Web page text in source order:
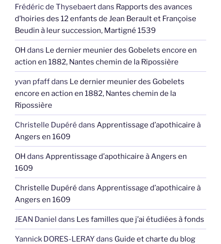
Frédéric de Thysebaertdans Rapports des avances
d’hoiries des 12 enfants de Jean Berault et Françoise
Beudin à leur succession, Martigné 1539
OH dans Le dernier meunier des Gobelets encore en
action en 1882, Nantes chemin de la Ripossière
yvan pfaffdans Le dernier meunier des Gobelets
encore en action en 1882, Nantes chemin de la
Ripossière
Christelle Dupéré dans Apprentissage d’apothicaire à
Angers en 1609
OH dans Apprentissage d’apothicaire à Angers en
1609
Christelle Dupéré dans Apprentissage d’apothicaire à
Angers en 1609
JEAN Daniel dans Les familles que j’ai étudiées à fonds
Yannick DORES-LERAYdans Guide et charte du blog